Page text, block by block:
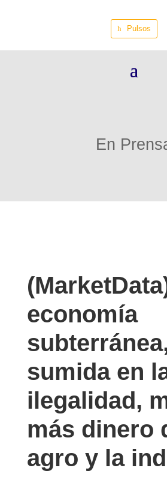
Pulsos
En
economía
sumida en
ilegalidad,
más dinero
agro y la